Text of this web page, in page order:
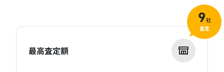
最高査定額
9社
査定